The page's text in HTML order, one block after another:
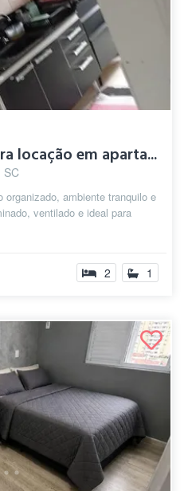
locação em aparta...
SC
organizado, ambiente tranquilo e
ventilado e ideal para
2 1